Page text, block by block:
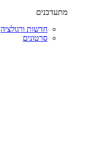
מתעדכנים
חדשות ורגולציה
סרטונים